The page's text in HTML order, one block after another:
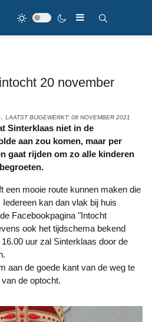
20 november
LAATST BIJGEWERKT: 08 NOVEMBER 2021
aan zou komen, maar per
gaat rijden om zo alle kinderen
kan dan vlak bij huis
Facebookpagina "Intocht
ook het tijdschema bekend
uur zal Sinterklaas door de
aan de goede kant van de weg te
de optocht.